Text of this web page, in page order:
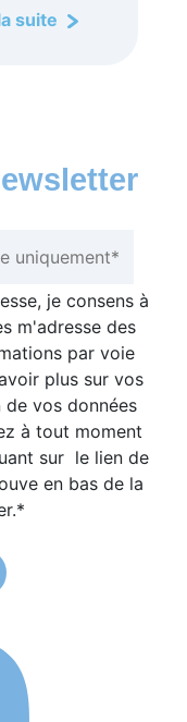
suite
je consens à
m'adresse des
par voie
plus sur vos
vos données
à tout moment
sur le lien de
en bas de la
*